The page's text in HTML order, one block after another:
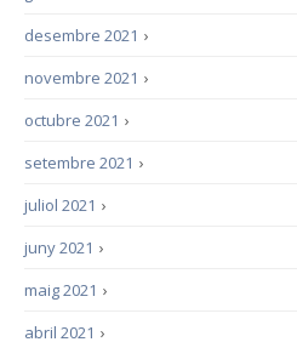
›
desembre 2021
›
novembre 2021
›
octubre 2021
›
setembre 2021
›
juliol 2021
›
juny 2021
›
maig 2021
›
abril 2021